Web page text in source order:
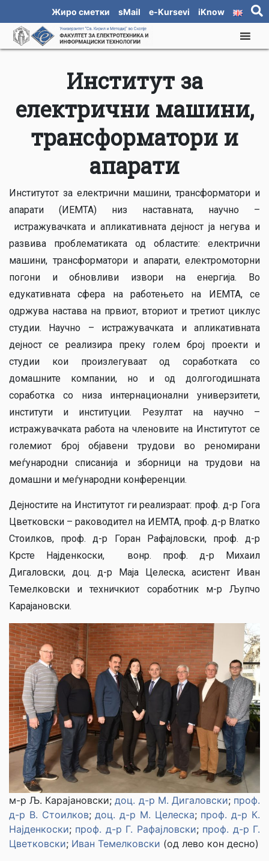
Жиро сметки sMail e-Kursevi iKnow
Институт за
електрични машини,
трансформатори и
апарати
Институтот за електрични машини, трансформатори и
апарати (ИЕМТА) низ наставната, научно –
истражувачката и апликативната дејност ја негува и
развива проблематиката од областите: електрични
машини, трансформатори и апарати, електромоторни
погони и обновливи извори на енергија. Во
едукативната сфера на работењето на ИЕМТА, се
одржува настава на првиот, вториот и третиот циклус
студии. Научно – истражувачката и апликативната
дејност се реализира преку голем број проекти и
студии кои произлегуваат од соработката со
домашните компании, но и од долгогодишната
соработка со низа интернационални универзитети,
институти и институции. Резултат на научно –
истражувачката работа на членовите на Институтот се
големиот број објавени трудови во реномирани
меѓународни списанија и зборници на трудови на
домашни и меѓународни конференции.
Дејностите на Институтот ги реализраат: проф. д-р Гога
Цветковски – раководител на ИЕМТА, проф. д-р Влатко
Стоилков, проф. д-р Горан Рафајловски, проф. д-р
Крсте Најденкоски, вонр. проф. д-р Михаил
Дигаловски, доц. д-р Маја Целеска, асистент Иван
Темелковски и техничкиот соработник м-р Љупчо
Карајановски.
м-р Љ. Карајановски;доц. д-р М. Дигаловски; проф.
д-р В. Стоилков;доц. д-р М. Целеска; проф. д-р К.
Најденкоски; проф. д-р Г. Рафајловски; проф. д-р Г.
Цветковски; Иван Темелковски (од лево кон десно)